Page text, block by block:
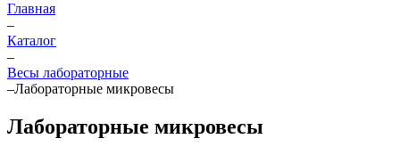
Главная
–
Каталог
–
Весы лабораторные
–Лабораторные микровесы
Лабораторные микровесы